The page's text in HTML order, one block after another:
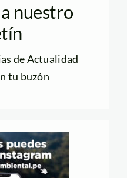
nuestro
de Actualidad
tu buzón